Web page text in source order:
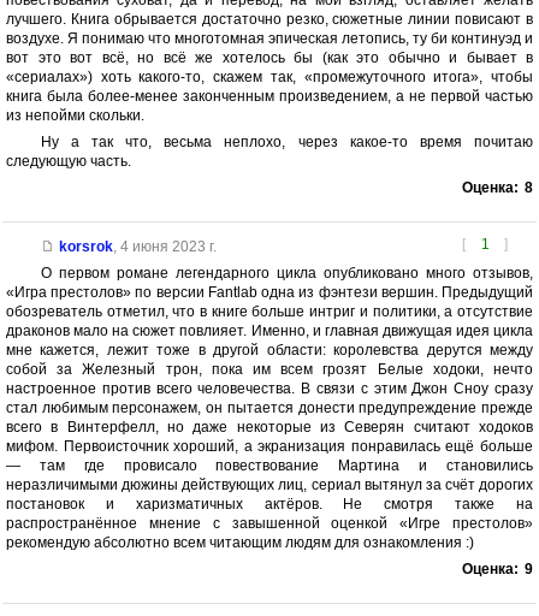
лучшего. Книга обрывается достаточно резко, сюжетные линии повисают в
воздухе. Я понимаю что многотомная эпическая летопись, ту би континуэд и
вот это вот всё, но всё же хотелось бы (как это обычно и бывает в
«сериалах») хоть какого-то, скажем так, «промежуточного итога», чтобы
книга была более-менее законченным произведением, а не первой частью
из непойми скольки.
Ну а так что, весьма неплохо, через какое-то время почитаю
следующую часть.
Оценка: 8
[ 1 ]
korsrok, 4 июня 2023 г.
О первом романе легендарного цикла опубликовано много отзывов,
«Игра престолов» по версии Fantlab одна из фэнтези вершин. Предыдущий
обозреватель отметил, что в книге больше интриг и политики, а отсутствие
драконов мало на сюжет повлияет. Именно, и главная движущая идея цикла
мне кажется, лежит тоже в другой области: королевства дерутся между
собой за Железный трон, пока им всем грозят Белые ходоки, нечто
настроенное против всего человечества. В связи с этим Джон Сноу сразу
стал любимым персонажем, он пытается донести предупреждение прежде
всего в Винтерфелл, но даже некоторые из Северян считают ходоков
мифом. Первоисточник хороший, а экранизация понравилась ещё больше
— там где провисало повествование Мартина и становились
неразличимыми дюжины действующих лиц, сериал вытянул за счёт дорогих
постановок и харизматичных актёров. Не смотря также на
распространённое мнение с завышенной оценкой «Игре престолов»
рекомендую абсолютно всем читающим людям для ознакомления :)
Оценка: 9